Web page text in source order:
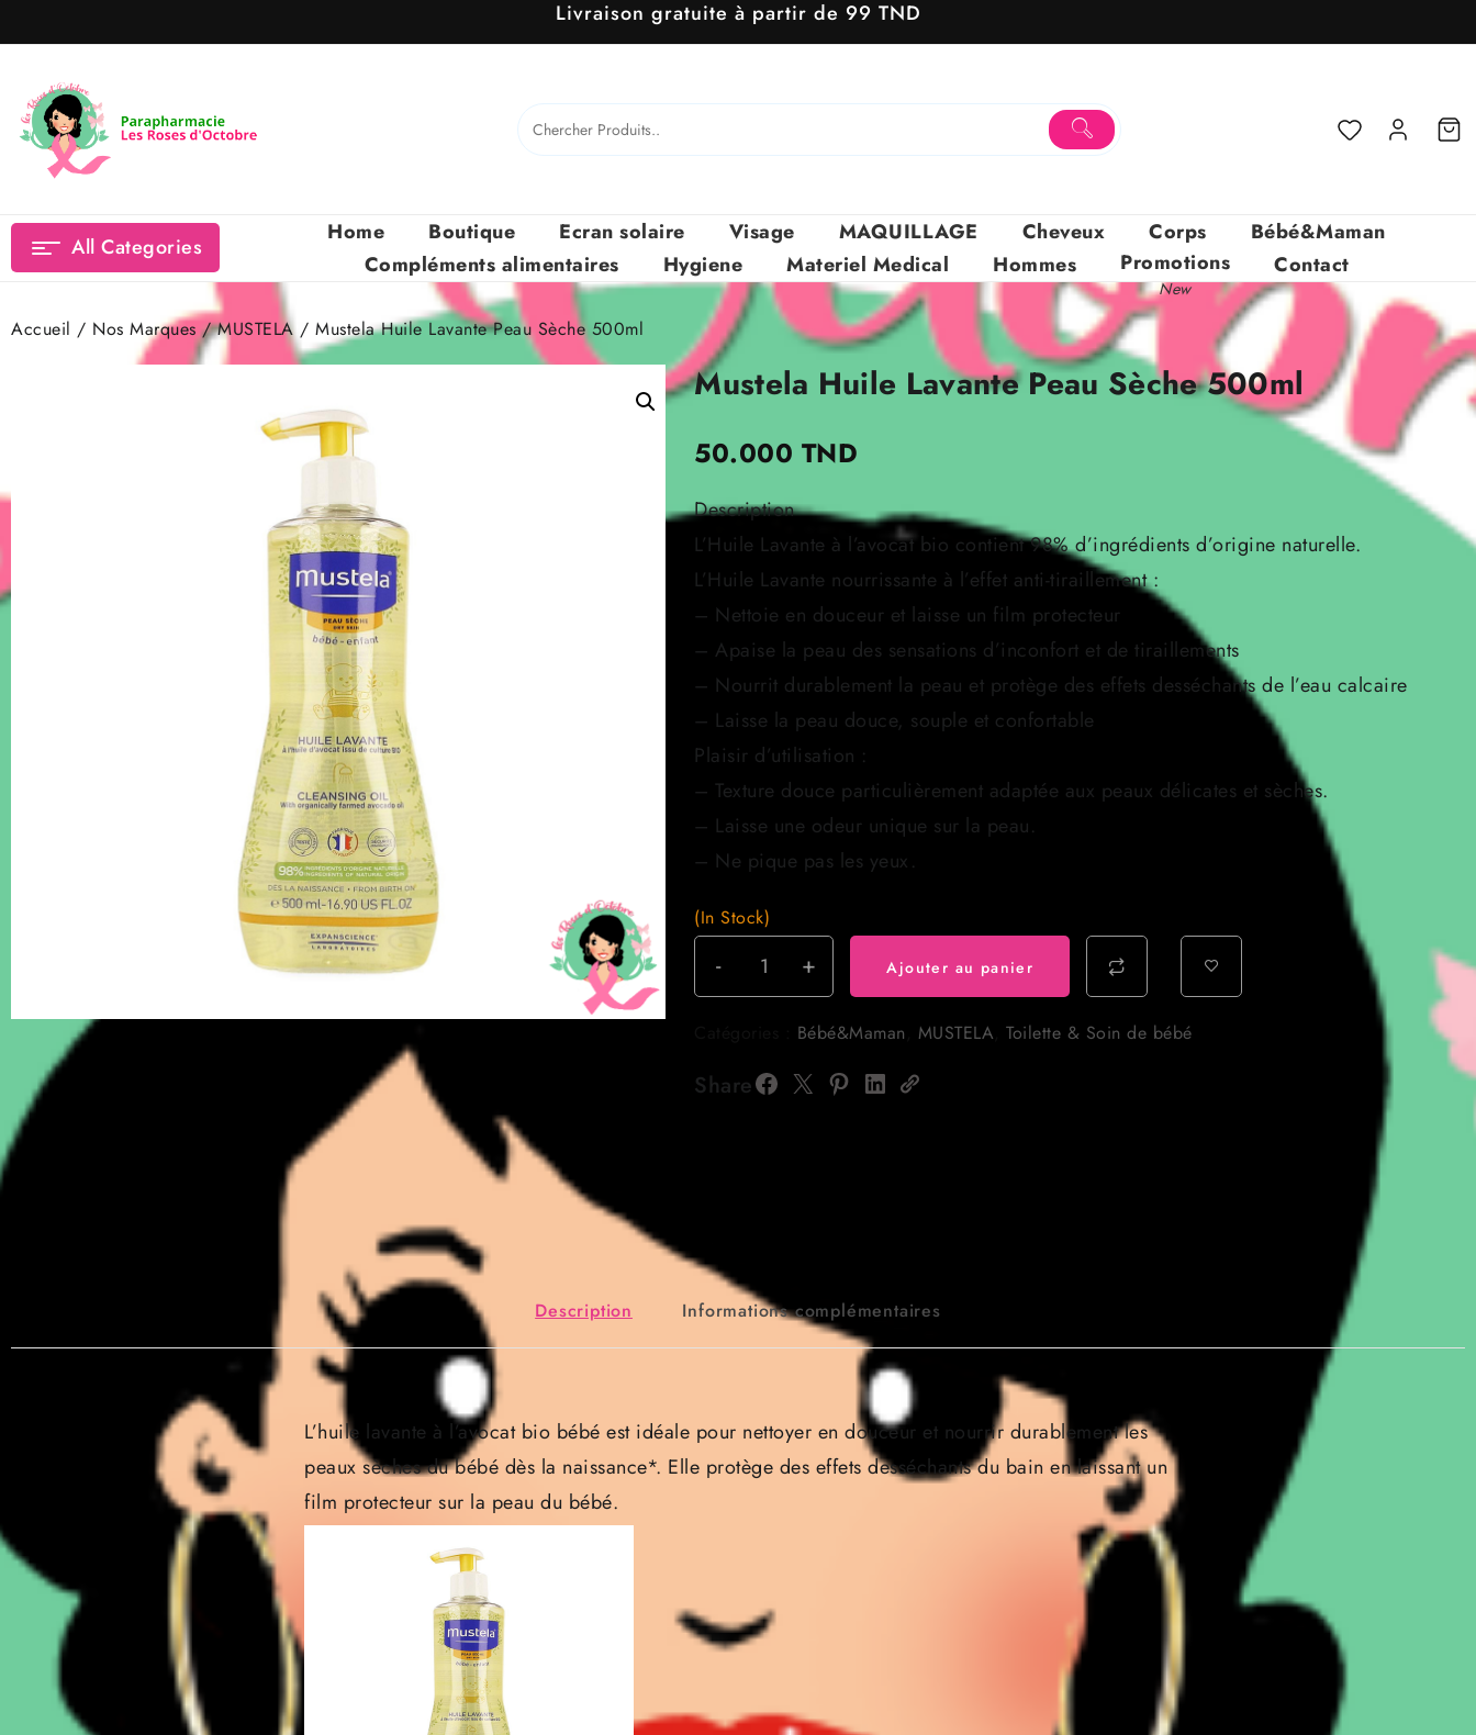
to
Livraison gratuite à partir de 99 TND
All Categories
Home Boutique Ecran solaire Visage MAQUILLAGE Cheveux Corps
Bébé&Maman
Compléments alimentaires
Hygiene Materiel Medical Hommes Promotions
New
Contact
Accueil / Nos Marques/MUSTELA/ Mustela Huile Lavante Peau Sèche 500ml
Mustela Huile Lavante Peau Sèche 500ml
50.000 TND
Description
L’Huile Lavante à l’avocat bio contient 98% d’ingrédients d’origine naturelle.
L’Huile Lavante nourrissante à l’effet anti-tiraillement :
– Nettoie en douceur et laisse un film protecteur
– Apaise la peau des sensations d’inconfort et de tiraillements
– Nourrit durablement la peau et protège des effets desséchants de l’eau calcaire
– Laisse la peau douce, souple et confortable
Plaisir d’utilisation :
– Texture douce particulièrement adaptée aux peaux délicates et sèches.
– Laisse une odeur unique sur la peau.
– Ne pique pas les yeux.
(In Stock)
-
quantité
de
Lavante
Peau
+ Ajouter au panier
Bébé&Maman MUSTELA ,Toilette & Soin de bébé
Share
Description Informations complémentaires
L’huile lavante à l’avocat bio bébé est idéale pour nettoyer en douceur et nourrir durablement les
peaux sèches du bébé dès la naissance*. Elle protège des effets desséchants du bain en laissant un
film protecteur sur la peau du bébé.